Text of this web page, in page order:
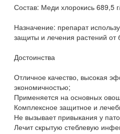
Состав: Меди хлорокись 689,5
Назначение: препарат
защиты и лечения растений от
Достоинства
Отличное качество, высокая
экономичностью;
Применяется на основных
Комплексное защитное и
Не вызывает привыкания у
Лечит скрытую стеблевую